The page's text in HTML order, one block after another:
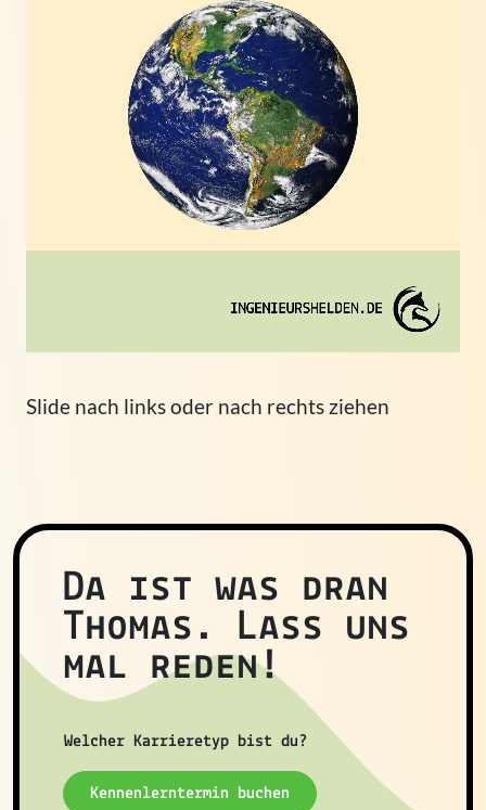
Slide nach links oder nach rechts ziehen
Da ist was dran
Thomas. Lass uns
mal reden!
Welcher Karrieretyp bist du?
Kennenlerntermin buchen